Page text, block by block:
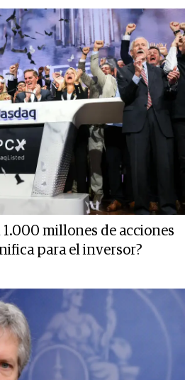
1.000 millones de acciones
para el inversor?